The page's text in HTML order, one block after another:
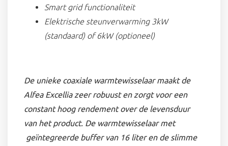
Smart grid functionaliteit
Elektrische steunverwarming 3kW
(standaard) of 6kW (optioneel)
De unieke coaxiale warmtewisselaar maakt de
Alfea Excellia zeer robuust en zorgt voor een
constant hoog rendement over de levensduur
van het product. De warmtewisselaar met
geïntegreerde buffer van 16 liter en de slimme